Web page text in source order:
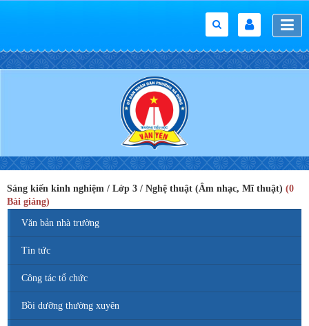
Sáng kiến kinh nghiệm / Lớp 3 / Nghệ thuật (Âm nhạc, Mĩ thuật) (0
Bài giảng)
Văn bản nhà trường
Tin tức
Công tác tổ chức
Bồi dưỡng thường xuyên